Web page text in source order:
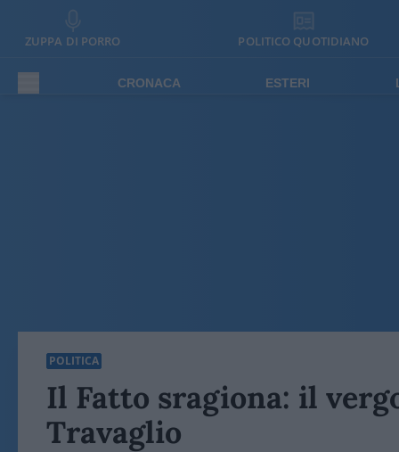
ZUPPA DI PORRO POLITICO QUOTIDIANO
CRONACA ESTERI
POLITICA
Il Fatto sragiona: il
Travaglio